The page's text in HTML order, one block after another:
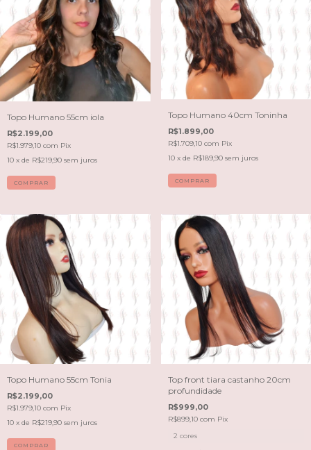
Topo Humano 55cm iola
R$2.199,00
R$1.979,10 com Pix
10 x de R$219,90 sem juros
COMPRAR
Topo Humano 40cm Toninha
R$1.899,00
R$1.709,10 com Pix
10 x de R$189,90 sem juros
COMPRAR
Topo Humano 55cm Tonia
R$2.199,00
R$1.979,10 com Pix
10 x de R$219,90 sem juros
COMPRAR
Top front tiara castanho 20cm
profundidade
R$999,00
R$899,10 com Pix
2 cores